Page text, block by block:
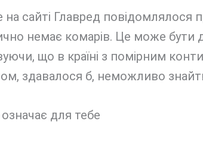
на сайті Главред повідомлялося
немає комарів. Це може бути
що в країні з помірним
здавалося б, неможливо
для тебе